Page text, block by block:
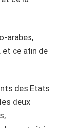
arabes,
et ce afin de
des Etats
deux